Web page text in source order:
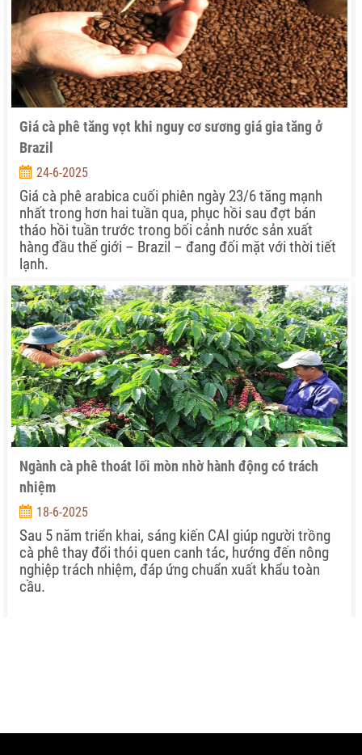
Giá cà phê tăng vọt khi nguy cơ sương giá gia tăng ở
Brazil
24-6-2025
Giá cà phê arabica cuối phiên ngày 23/6 tăng mạnh
nhất trong hơn hai tuần qua, phục hồi sau đợt bán
tháo hồi tuần trước trong bối cảnh nước sản xuất
hàng đầu thế giới – Brazil – đang đối mặt với thời tiết
lạnh.
Ngành cà phê thoát lối mòn nhờ hành động có trách
nhiệm
18-6-2025
Sau 5 năm triển khai, sáng kiến CAI giúp người trồng
cà phê thay đổi thói quen canh tác, hướng đến nông
nghiệp trách nhiệm, đáp ứng chuẩn xuất khẩu toàn
cầu.